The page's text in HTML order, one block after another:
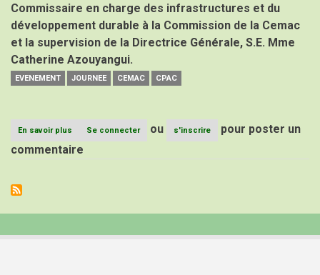
Commissaire en charge des infrastructures et du
développement durable à la Commission de la Cemac
et la supervision de la Directrice Générale, S.E. Mme
Catherine Azouyangui.
EVENEMENT JOURNEE CEMAC CPAC
En savoir plus
5ème
Edition
:
Se connecter ou s'inscrire
pour poster un
commentaire